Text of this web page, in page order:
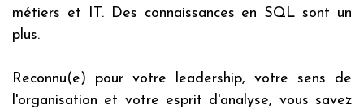
métiers et IT. Des connaissances en SQL sont un
plus.
Reconnu(e) pour votre leadership, votre sens de
l'organisation et votre esprit d'analyse, vous savez